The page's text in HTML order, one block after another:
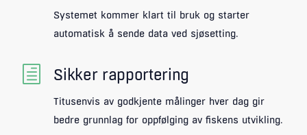
Systemet kommer klart til bruk og starter
automatisk å sende data ved sjøsetting.
h Sikker rapportering
Titusenvis av godkjente målinger hver dag gir
bedre grunnlag for oppfølging av fiskens utvikling.